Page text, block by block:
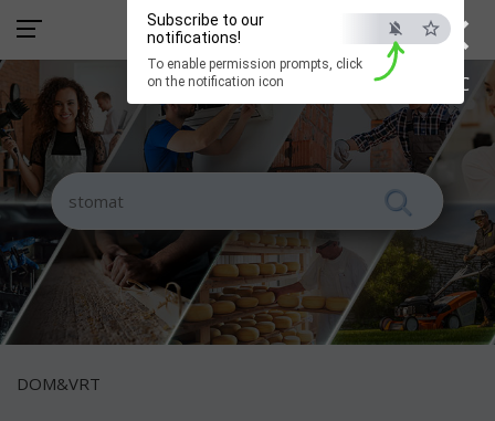
×
ESC
Subscribe to our
notifications!
To enable permission prompts, click
on the notification icon
DOM&VRT